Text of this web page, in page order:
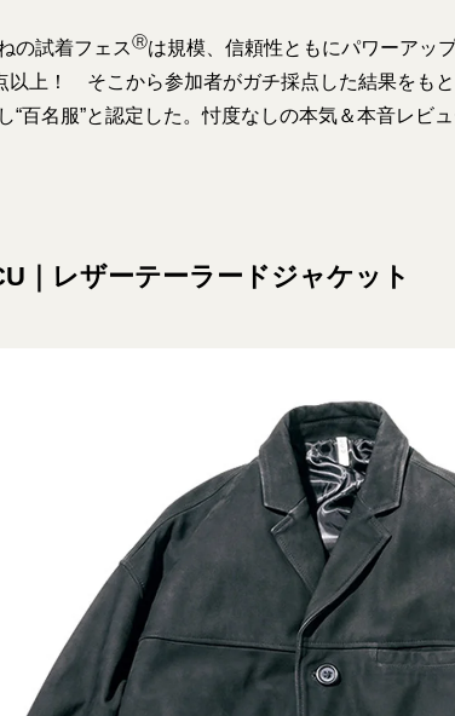
の試着フェスⓇは規模、信頼性ともにパワーアッ
以上！ そこから参加者がガチ採点した結果をも
“百名服”と認定した。忖度なしの本気＆本音レビ
｜レザーテーラードジャケット